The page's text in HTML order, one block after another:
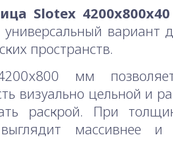
Slotex
вариант
пространств.
мм
визуально цельной и
раскрой. При
массивнее и